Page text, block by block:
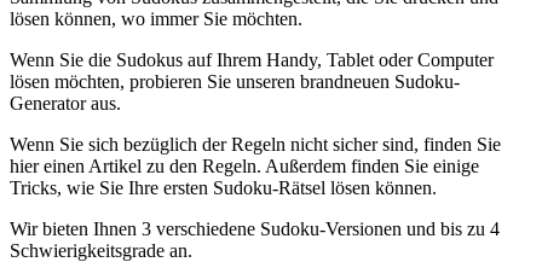
lösen können, wo immer Sie möchten.
Wenn Sie die Sudokus auf Ihrem Handy, Tablet oder Computer
lösen möchten, probieren Sie unseren brandneuen Sudoku-
Generator aus.
Wenn Sie sich bezüglich der Regeln nicht sicher sind, finden Sie
hier einen Artikel zu den Regeln. Außerdem finden Sie einige
Tricks, wie Sie Ihre ersten Sudoku-Rätsel lösen können.
Wir bieten Ihnen 3 verschiedene Sudoku-Versionen und bis zu 4
Schwierigkeitsgrade an.